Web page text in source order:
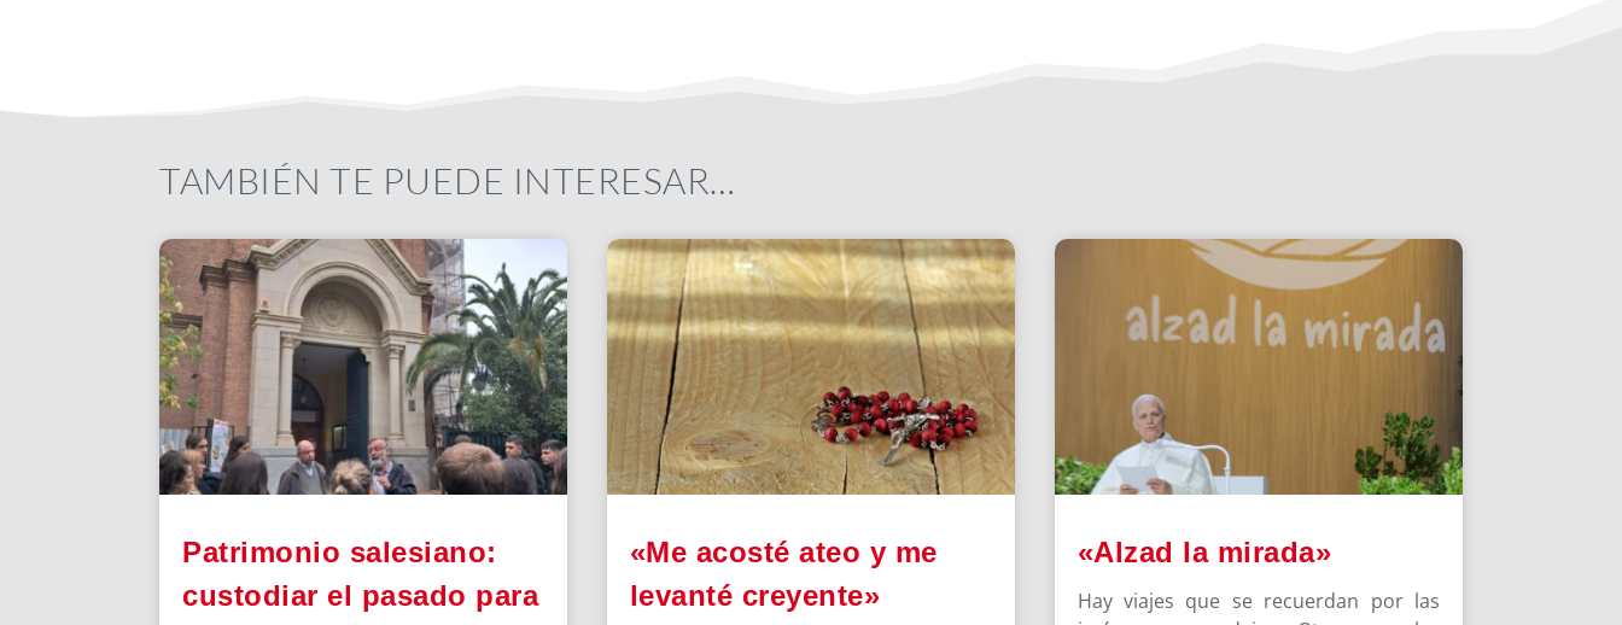
TAMBIÉN TE PUEDE INTERESAR…
Patrimonio salesiano:
custodiar el pasado para
«Me acosté ateo y me
levanté creyente»
«Alzad la mirada»
Hay viajes que se recuerdan por las